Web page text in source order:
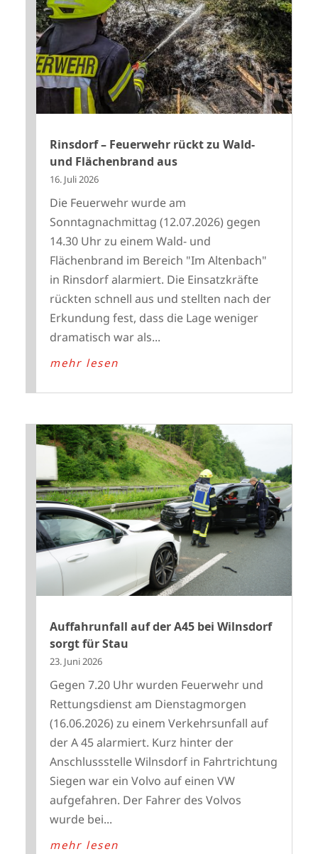
Rinsdorf – Feuerwehr rückt zu Wald-
und Flächenbrand aus
16. Juli 2026
Die Feuerwehr wurde am
Sonntagnachmittag (12.07.2026) gegen
14.30 Uhr zu einem Wald- und
Flächenbrand im Bereich "Im Altenbach"
in Rinsdorf alarmiert. Die Einsatzkräfte
rückten schnell aus und stellten nach der
Erkundung fest, dass die Lage weniger
dramatisch war als...
mehr lesen
Auffahrunfall auf der A45 bei Wilnsdorf
sorgt für Stau
23. Juni 2026
Gegen 7.20 Uhr wurden Feuerwehr und
Rettungsdienst am Dienstagmorgen
(16.06.2026) zu einem Verkehrsunfall auf
der A 45 alarmiert. Kurz hinter der
Anschlussstelle Wilnsdorf in Fahrtrichtung
Siegen war ein Volvo auf einen VW
aufgefahren. Der Fahrer des Volvos
wurde bei...
mehr lesen